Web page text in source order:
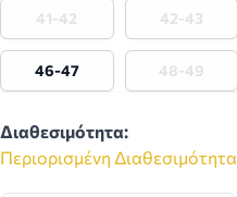
41-42 42-43
46-47 48-49
Διαθεσιμότητα:
Περιορισμένη Διαθεσιμότητα